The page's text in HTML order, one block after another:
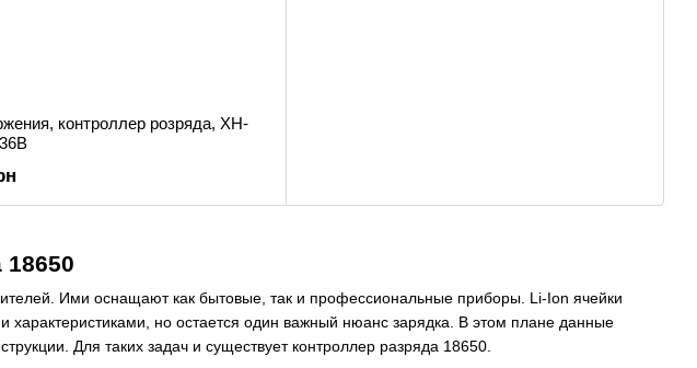
Ими оснащают как бытовые, так и профессиональные приборы. Li-Ion ячейки
характеристиками, но остается один важный нюанс зарядка. В этом плане данные
Для таких задач и существует контроллер разряда 18650.
контроллер розряда, XH-